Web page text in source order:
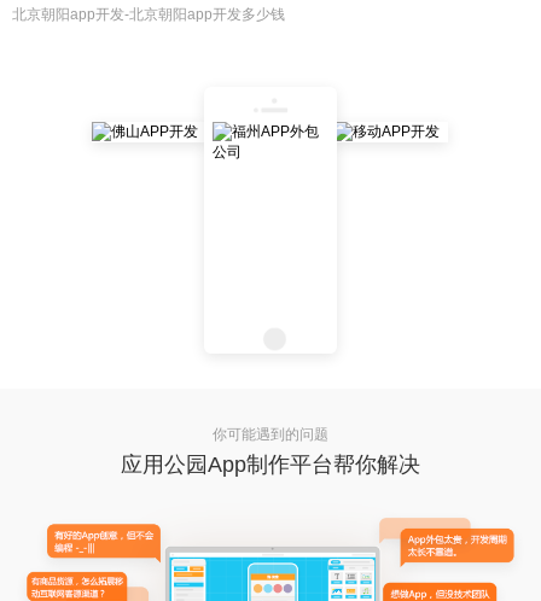
北京朝阳app开发-北京朝阳app开发多少钱
你可能遇到的问题
应用公园App制作平台帮你解决